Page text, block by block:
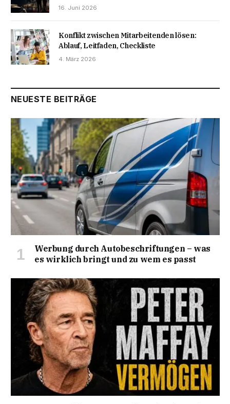
16. Juni 2026
Konflikt zwischen Mitarbeitenden lösen:
Ablauf, Leitfaden, Checkliste
4. März 2026
NEUESTE BEITRÄGE
Werbung durch Autobeschriftungen – was
es wirklich bringt und zu wem es passt